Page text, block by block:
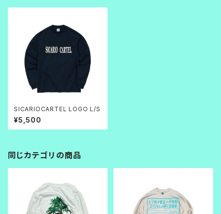
SICARIOCARTEL LOGO L/S
¥5,500
同じカテゴリの商品